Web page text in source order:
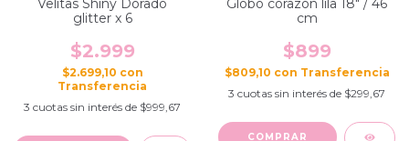
Velitas Shiny Dorado
glitter x 6
$2.999
$2.699,10 con
3 cuotas sin interés de $999,67
Globo corazón lila 18" / 46
cm
$899
$809,10 con
3 cuotas sin interés de $299,67